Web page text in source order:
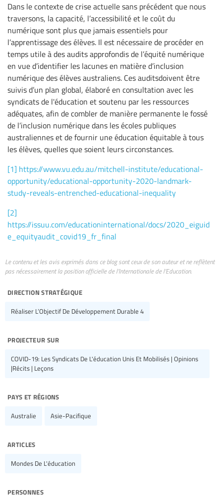
Dans le contexte de crise actuelle sans précédent que nous
traversons, la capacité, l’accessibilité et le coût du
numérique sont plus que jamais essentiels pour
l’apprentissage des élèves. Il est nécessaire de procéder en
temps utile à des audits approfondis de l’équité numérique
en vue d’identifier les lacunes en matière d’inclusion
numérique des élèves australiens. Ces auditsdoivent être
suivis d’un plan global, élaboré en consultation avec les
syndicats de l'éducation et soutenu par les ressources
adéquates, afin de combler de manière permanente le fossé
de l’inclusion numérique dans les écoles publiques
australiennes et de fournir une éducation équitable à tous
les élèves, quelles que soient leurs circonstances.
[1] https://www.vu.edu.au/mitchell-institute/educational-
opportunity/educational-opportunity-2020-landmark-
study-reveals-entrenched-educational-inequality
[2]
https://issuu.com/educationinternational/docs/2020_eiguid
e_equityaudit_covid19_fr_final
Le contenu et les avis exprimés dans ce blog sont ceux de son auteur et ne reflètent
pas nécessairement la position officielle de l’Internationale de l’Education.
direction stratégique
Réaliser L’Objectif De Développement Durable 4
projecteur sur
COVID-19: Les Syndicats De L'éducation Unis Et Mobilisés | Opinions
|Récits | Leçons
pays et régions
Australie Asie-Pacifique
articles
Mondes De L'éducation
personnes